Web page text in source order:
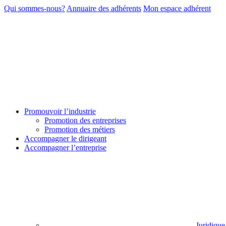
Qui sommes-nous? Annuaire des adhérents Mon espace adhérent
Promouvoir l’industrie
Promotion des entreprises
Promotion des métiers
Accompagner le dirigeant
Accompagner l’entreprise